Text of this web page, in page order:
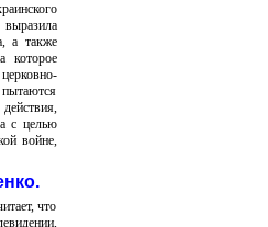
выразила
а также
которое
с целью
войне,
что